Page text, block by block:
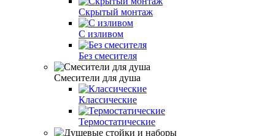
Скрытый монтаж
С изливом
Без смесителя
Смесители для душа
Классические
Термостатические